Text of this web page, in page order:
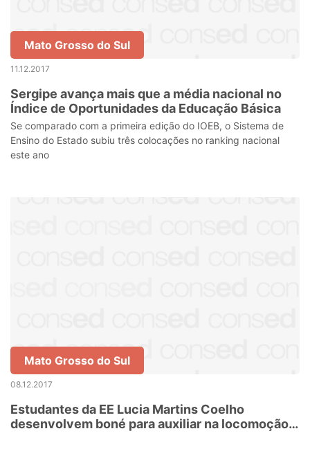
Mato Grosso do Sul
11.12.2017
Sergipe avança mais que a média nacional no
Índice de Oportunidades da Educação Básica
Se comparado com a primeira edição do IOEB, o Sistema de
Ensino do Estado subiu três colocações no ranking nacional
este ano
Mato Grosso do Sul
08.12.2017
Estudantes da EE Lucia Martins Coelho
desenvolvem boné para auxiliar na locomoção